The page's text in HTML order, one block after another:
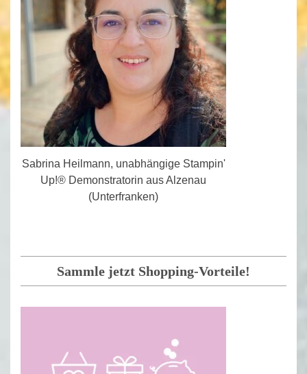
Sabrina Heilmann, unabhängige Stampin'
Up!® Demonstratorin aus Alzenau
(Unterfranken)
Sammle jetzt Shopping-Vorteile!